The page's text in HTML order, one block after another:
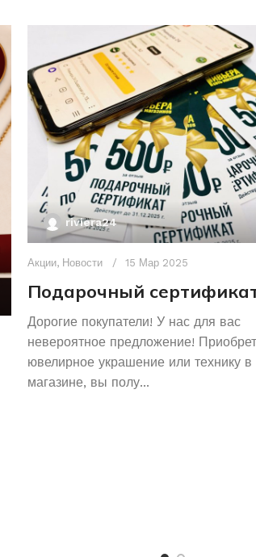
riviera24
Акции, Новости 15 Мар 2025
Подарочный
Дорогие покупатели! У нас для вас
невероятное предложение!
ювелирное украшение или технику
магазине, вы полу...